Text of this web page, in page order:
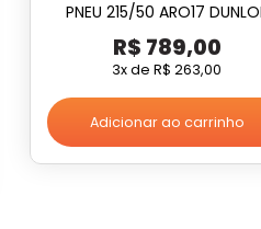
PNEU 215/50 ARO17
R$ 789,00
3x deR$ 263,00
Adicionar ao carrinho